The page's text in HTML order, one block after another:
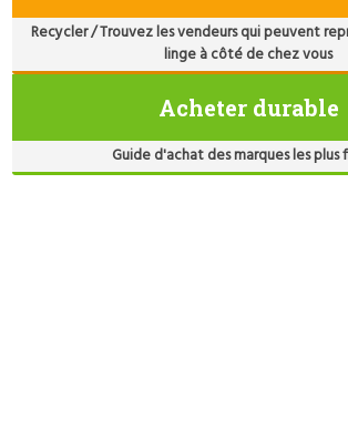
Recycler / Trouvez les vendeurs qui peuvent
linge à côté de chez vous
Acheter durable
Guide d'achat des marques les plus